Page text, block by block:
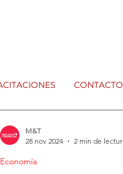
CONTACTO
Economía
M&T
28 nov 2024
2 min de